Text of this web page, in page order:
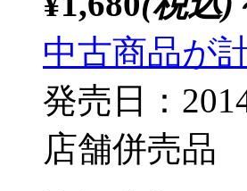
中古商品が
発売日：
店舗併売品